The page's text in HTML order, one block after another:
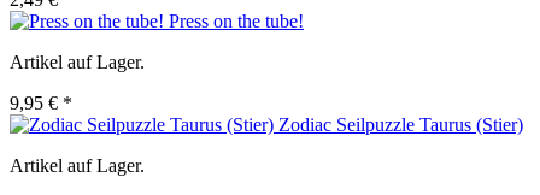
Press on the tube!
Artikel auf Lager.
9,95 € *
Zodiac Seilpuzzle Taurus (Stier)
Artikel auf Lager.